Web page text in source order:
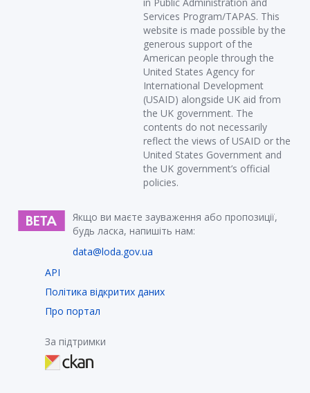
Services Program/TAPAS. This
website is made possible by the
generous support of the
American people through the
United States Agency for
International Development
(USAID) alongside UK aid from
the UK government. The
contents do not necessarily
reflect the views of USAID or the
United States Government and
the UK government’s official
policies.
Якщо ви маєте зауваження або пропозиції,
будь ласка, напишіть нам:
data@loda.gov.ua
API
Політика відкритих даних
Про портал
За підтримки